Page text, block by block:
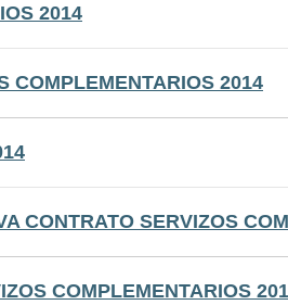
2014
COMPLEMENTARIOS 2014
CONTRATO SERVIZOS
COMPLEMENTARIOS